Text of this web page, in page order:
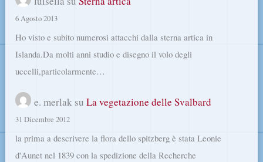
6 Agosto 2013
Ho visto e subito numerosi attacchi dalla sterna artica in
Islanda.Da molti anni studio e disegno il volo degli
uccelli,particolarmente…
e. merlak suLa vegetazione delle Svalbard
31 Dicembre 2012
la prima a descrivere la flora dello spitzberg è stata Leonie
d'Aunet nel 1839 con la spedizione della Recherche